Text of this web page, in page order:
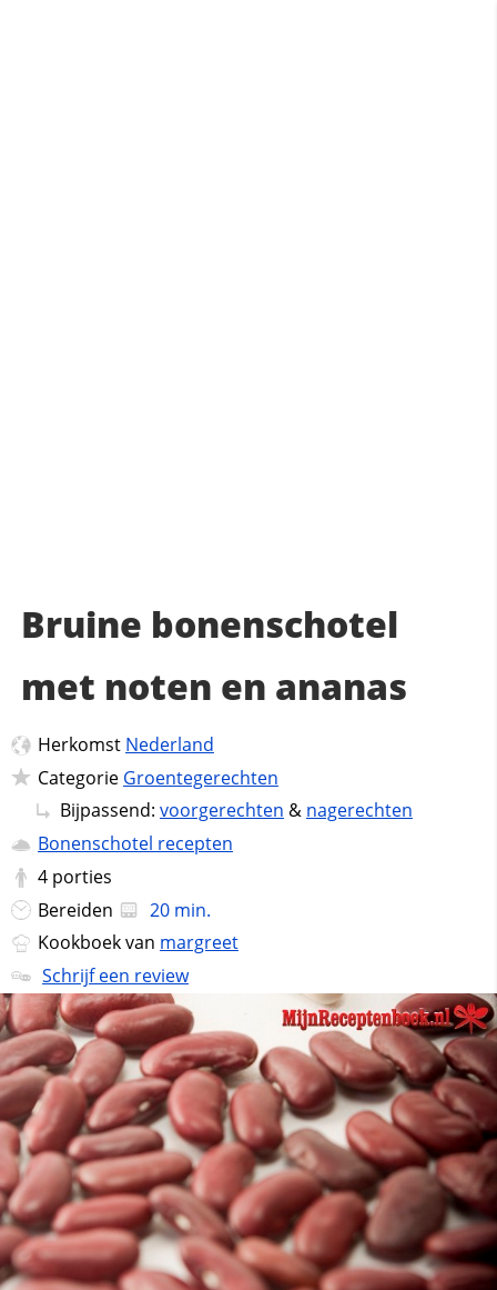
Bruine bonenschotel
met noten en ananas
Herkomst Nederland
Categorie Groentegerechten
Bijpassend: voorgerechten & nagerechten
Bonenschotel recepten
4 porties
Bereiden
20 min.
Kookboek van margreet
Schrijf een review